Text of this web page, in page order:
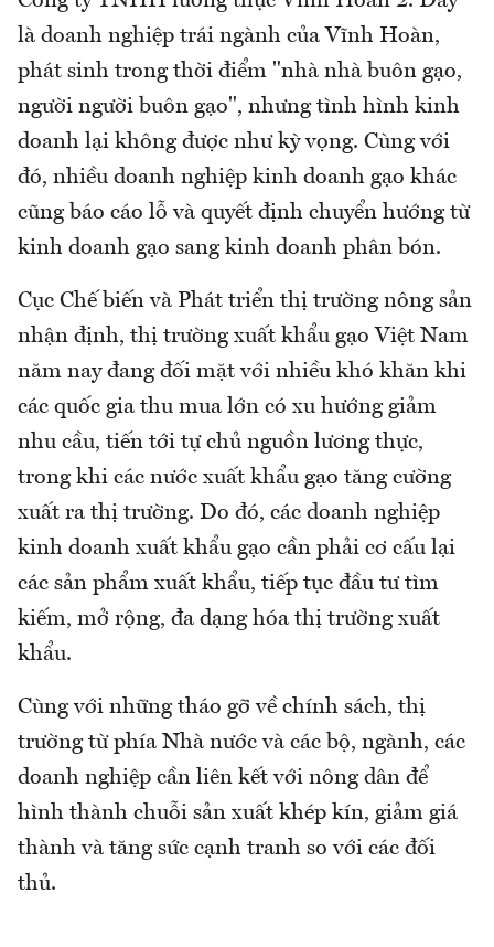
là doanh nghiệp trái ngành của Vĩnh Hoàn,
phát sinh trong thời điểm "nhà nhà buôn gạo,
người người buôn gạo", nhưng tình hình kinh
doanh lại không được như kỳ vọng. Cùng với
đó, nhiều doanh nghiệp kinh doanh gạo khác
cũng báo cáo lỗ và quyết định chuyển hướng từ
kinh doanh gạo sang kinh doanh phân bón.
Cục Chế biến và Phát triển thị trường nông sản
nhận định, thị trường xuất khẩu gạo Việt Nam
năm nay đang đối mặt với nhiều khó khăn khi
các quốc gia thu mua lớn có xu hướng giảm
nhu cầu, tiến tới tự chủ nguồn lương thực,
trong khi các nước xuất khẩu gạo tăng cường
xuất ra thị trường. Do đó, các doanh nghiệp
kinh doanh xuất khẩu gạo cần phải cơ cấu lại
các sản phẩm xuất khẩu, tiếp tục đầu tư tìm
kiếm, mở rộng, đa dạng hóa thị trường xuất
khẩu.
Cùng với những tháo gỡ về chính sách, thị
trường từ phía Nhà nước và các bộ, ngành, các
doanh nghiệp cần liên kết với nông dân để
hình thành chuỗi sản xuất khép kín, giảm giá
thành và tăng sức cạnh tranh so với các đối
thủ.